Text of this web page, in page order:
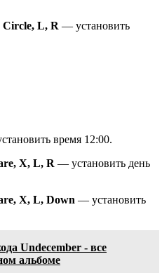
Circle, L, R — установить
время 12:00.
X, L, R — установить день
X, L, Down — установить
Undecember - все
альбоме